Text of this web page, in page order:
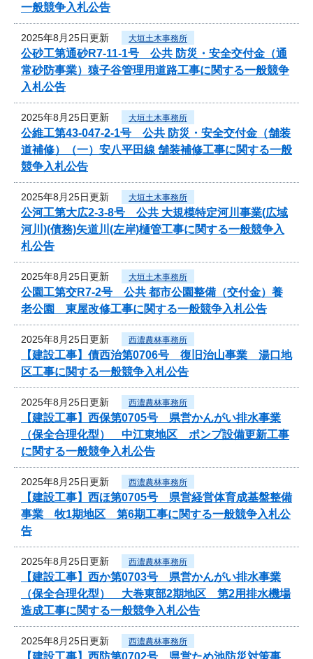
一般競争入札公告
2025年8月25日更新 大垣土木事務所
公砂工第通砂R7-11-1号 公共 防災・安全交付金（通
常砂防事業）猿子谷管理用道路工事に関する一般競争
入札公告
2025年8月25日更新 大垣土木事務所
公維工第43-047-2-1号 公共 防災・安全交付金（舗装
道補修）（一）安八平田線 舗装補修工事に関する一般
競争入札公告
2025年8月25日更新 大垣土木事務所
公河工第大広2-3-8号 公共 大規模特定河川事業(広域
河川)(債務)矢道川(左岸)樋管工事に関する一般競争入
札公告
2025年8月25日更新 大垣土木事務所
公園工第交R7-2号 公共 都市公園整備（交付金）養
老公園 東屋改修工事に関する一般競争入札公告
2025年8月25日更新 西濃農林事務所
【建設工事】債西治第0706号 復旧治山事業 湯口地
区工事に関する一般競争入札公告
2025年8月25日更新 西濃農林事務所
【建設工事】西保第0705号 県営かんがい排水事業
（保全合理化型） 中江東地区 ポンプ設備更新工事
に関する一般競争入札公告
2025年8月25日更新 西濃農林事務所
【建設工事】西ほ第0705号 県営経営体育成基盤整備
事業 牧1期地区 第6期工事に関する一般競争入札公
告
2025年8月25日更新 西濃農林事務所
【建設工事】西か第0703号 県営かんがい排水事業
（保全合理化型） 大巻東部2期地区 第2用排水機場
造成工事に関する一般競争入札公告
2025年8月25日更新 西濃農林事務所
【建設工事】西防第0702号 県営ため池防災対策事